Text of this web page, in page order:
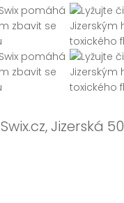
Swix.cz, Jizerská 50